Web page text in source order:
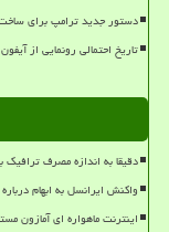
دستور جدید ترامپ برای ساخت
تاریخ احتمالی رونمایی از آیفون 18 پرو و اولترا برملا شد
دقیقا به اندازه مصرف
واکنش ایرانسل به ابهام
اینترنت ماهواره ای آمازون